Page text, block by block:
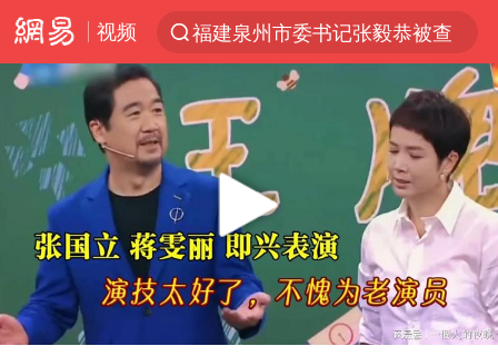
视频
福建泉州市委书记张毅恭被查
“电影+”如何激发千亿级消费新活力？
全球首个长时储能一体化产业园量产
台风白海豚已进入24小时警戒线
“秋天的第一杯奶茶”6岁了
上海：台风白海豚或将带来龙卷风
四川宜宾市高县4.9级地震致1人死亡
38岁演员求职万岁山NPC成功
Play
00:00 02:33